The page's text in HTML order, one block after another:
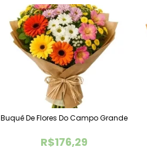
R$176,29
Buquê De Flores Do Campo Grande